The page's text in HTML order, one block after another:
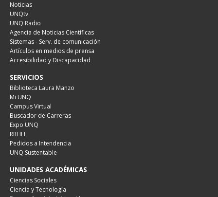
Noticias
UNQtv
UNQ Radio
Agencia de Noticias Científicas
Sistemas - Serv. de comunicación
Artículos en medios de prensa
Accesibilidad y Discapacidad
SERVICIOS
Biblioteca Laura Manzo
Mi UNQ
Campus Virtual
Buscador de Carreras
Expo UNQ
RRHH
Pedidos a Intendencia
UNQ Sustentable
UNIDADES ACADÉMICAS
Ciencias Sociales
Ciencia y Tecnología